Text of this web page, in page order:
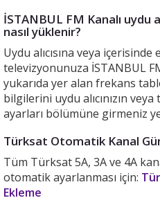
İSTANBUL FM Kanalı uydu
nasıl yüklenir?
Uydu alıcısına veya
televizyonunuza İSTANBUL
yukarıda yer alan frekans
bilgilerini uydu alıcınızın
ayarları bölümüne girmeniz
Türksat Otomatik Kanal
Tüm Türksat 5A, 3A ve 4A
otomatik ayarlanması için:
Ekleme